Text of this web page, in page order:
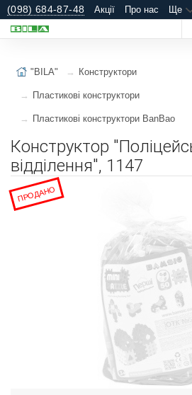
(098) 684-87-48 Акції Про нас Ще
"BILA" Конструктори
Пластикові конструктори
Пластикові конструктори BanBao
Конструктор
відділення", 1147
ПРОДАНО